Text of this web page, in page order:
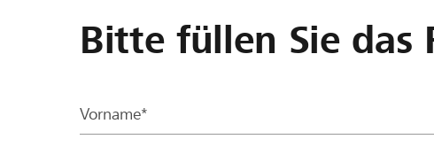
Bitte füllen Sie das
Vorname*